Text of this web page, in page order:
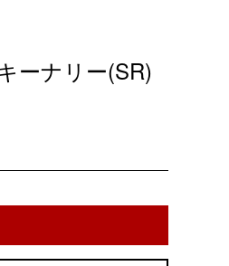
ーナリー(SR)